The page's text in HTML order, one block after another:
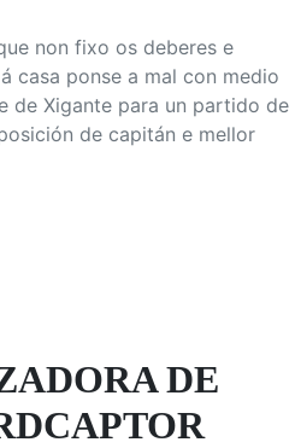
non fixo os deberes e
casa ponse a mal con medio
de Xigante para un partido de
de capitán e mellor
DE